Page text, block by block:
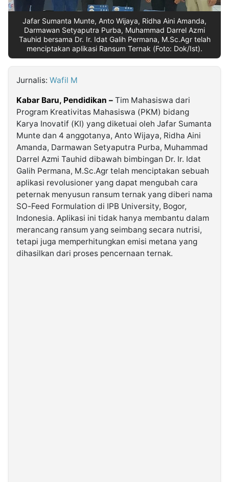
Kabarbaru.co
2026
Kabarbaru
Media
Holding
Jafar Sumanta Munte, Anto Wijaya, Ridha Aini Amanda,
Darmawan Setyaputra Purba, Muhammad Darrel Azmi
Tauhid bersama Dr. Ir. Idat Galih Permana, M.Sc.Agr telah
menciptakan aplikasi Ransum Ternak (Foto: Dok/Ist).
Jurnalis: Wafil M
Kabar Baru, Pendidikan – Tim Mahasiswa dari
Program Kreativitas Mahasiswa (PKM) bidang
Karya Inovatif (KI) yang diketuai oleh Jafar Sumanta
Munte dan 4 anggotanya, Anto Wijaya, Ridha Aini
Amanda, Darmawan Setyaputra Purba, Muhammad
Darrel Azmi Tauhid dibawah bimbingan Dr. Ir. Idat
Galih Permana, M.Sc.Agr telah menciptakan sebuah
aplikasi revolusioner yang dapat mengubah cara
peternak menyusun ransum ternak yang diberi nama
SO-Feed Formulation di IPB University, Bogor,
Indonesia. Aplikasi ini tidak hanya membantu dalam
merancang ransum yang seimbang secara nutrisi,
tetapi juga memperhitungkan emisi metana yang
dihasilkan dari proses pencernaan ternak.